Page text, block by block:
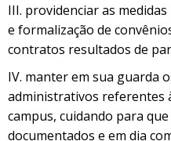
III. providenciar as
e formalização de
contratos resultados de
IV. manter em sua guarda
administrativos referentes
campus, cuidando para
documentados e em dia